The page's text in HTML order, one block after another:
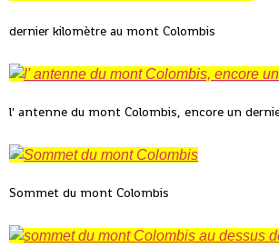
dernier kilomètre au mont Colombis
l' antenne du mont Colombis, encore un
Sommet du mont Colombis